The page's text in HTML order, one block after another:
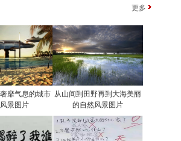
更多
靡气息的城市
景图片
从山间到田野再到大海美丽
的自然风景图片